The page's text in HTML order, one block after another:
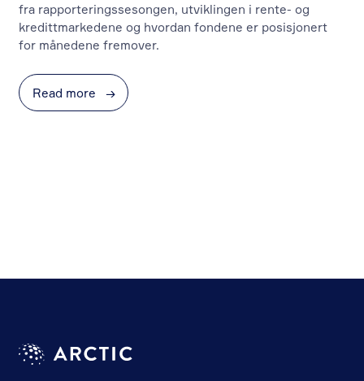
fra rapporteringssesongen, utviklingen i rente- og
kredittmarkedene og hvordan fondene er posisjonert
for månedene fremover.
Read more →